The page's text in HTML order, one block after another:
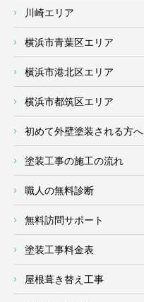
川崎エリア
横浜市青葉区エリア
横浜市港北区エリア
横浜市都筑区エリア
初めて外壁塗装される方へ
塗装工事の施工の流れ
職人の無料診断
無料訪問サポート
塗装工事料金表
屋根葺き替え工事